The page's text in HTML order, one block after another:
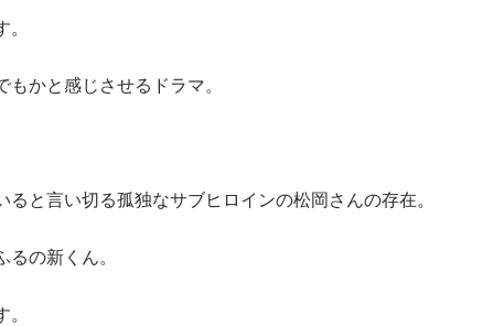
かと感じさせるドラマ。
と言い切る孤独なサブヒロインの松岡さんの存在。
の新くん。